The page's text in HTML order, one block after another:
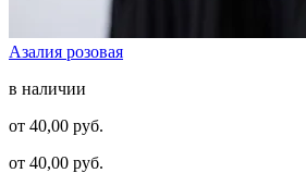
Азалия розовая
в наличии
от 40,00 руб.
от 40,00 руб.